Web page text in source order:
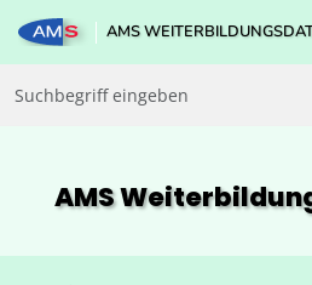
AMS
AMS